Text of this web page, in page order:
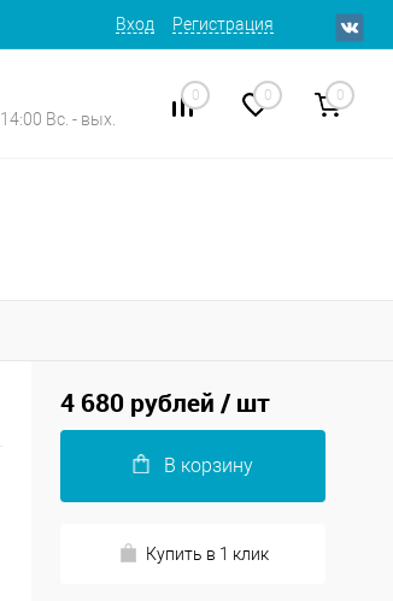
Вход Регистрация
Вс. - вых.
0 0 0
4 680 рублей / шт
В корзину
Купить в 1 клик